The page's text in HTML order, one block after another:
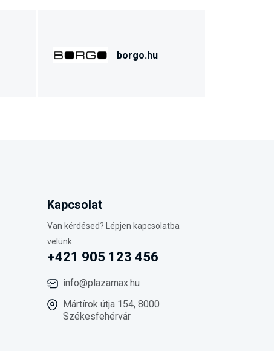
borgo.hu
Kapcsolat
Van kérdésed? Lépjen kapcsolatba
velünk
+421 905 123 456
info@plazamax.hu
Mártírok útja 154, 8000
Székesfehérvár